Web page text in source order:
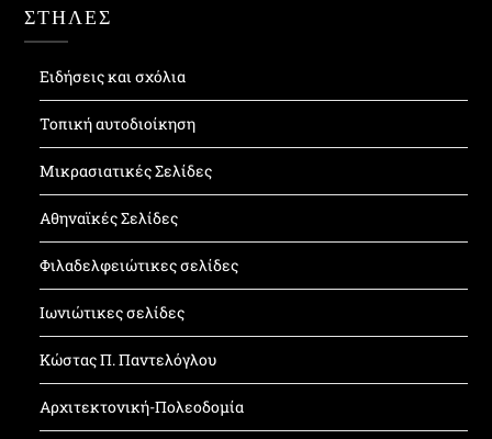
ΣΤΗΛΕΣ
Ειδήσεις και σχόλια
Τοπική αυτοδιοίκηση
Μικρασιατικές Σελίδες
Αθηναϊκές Σελίδες
Φιλαδελφειώτικες σελίδες
Ιωνιώτικες σελίδες
Κώστας Π. Παντελόγλου
Αρχιτεκτονική-Πολεοδομία